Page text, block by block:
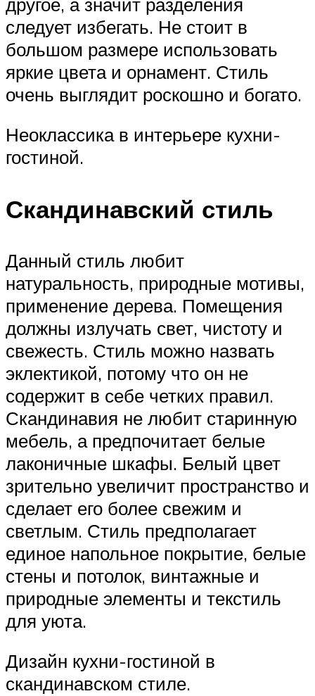
следует избегать. Не стоит в
большом размере использовать
яркие цвета и орнамент. Стиль
очень выглядит роскошно и богато.
Неоклассика в интерьере кухни-
гостиной.
Скандинавский стиль
Данный стиль любит
натуральность, природные мотивы,
применение дерева. Помещения
должны излучать свет, чистоту и
свежесть. Стиль можно назвать
эклектикой, потому что он не
содержит в себе четких правил.
Скандинавия не любит старинную
мебель, а предпочитает белые
лаконичные шкафы. Белый цвет
зрительно увеличит пространство и
сделает его более свежим и
светлым. Стиль предполагает
единое напольное покрытие, белые
стены и потолок, винтажные и
природные элементы и текстиль
для уюта.
Дизайн кухни-гостиной в
скандинавском стиле.